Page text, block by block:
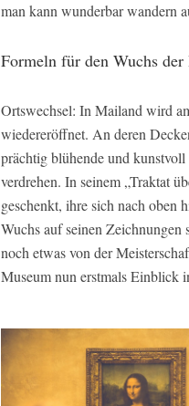
man kann wunderbar wandern
Formeln für den Wuchs der
Ortswechsel: In Mailand wird
wiedereröffnet. An deren
prächtig blühende und
verdrehen. In seinem „Traktat
geschenkt, ihre sich nach oben
Wuchs auf seinen
noch etwas von der
Museum nun erstmals Einblick